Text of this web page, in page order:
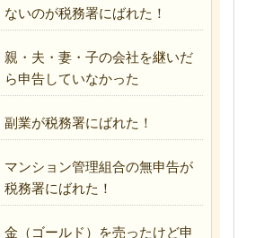
ないのが税務署にばれた！
親・夫・妻・子の会社を継いだ
ら申告していなかった
副業が税務署にばれた！
マンション管理組合の無申告が
税務署にばれた！
金（ゴールド）を売ったけど申